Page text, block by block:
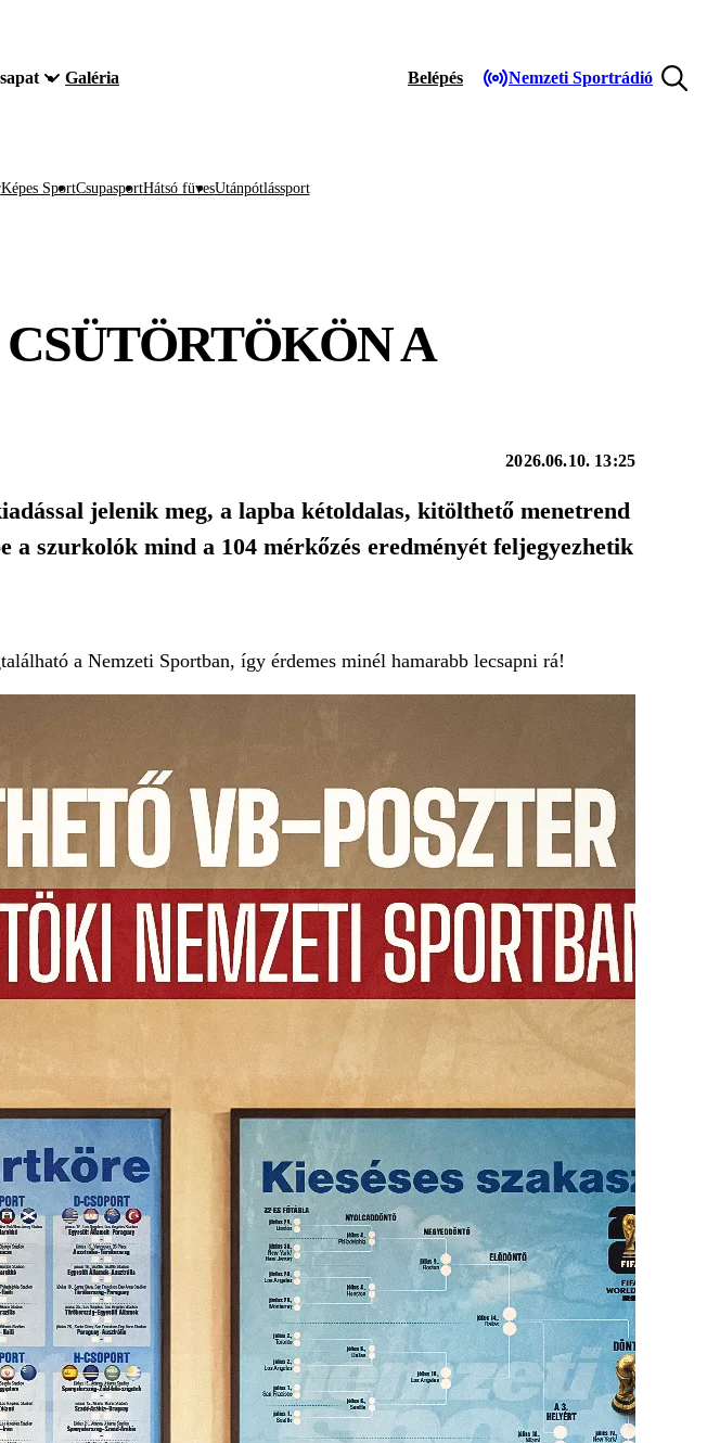
Galéria Belépés Nemzeti Sportrádió
Képes SportCsupasportHátsó füvesUtánpótlássport
A
2026.06.10. 13:25
jelenik meg, a lapba kétoldalas, kitölthető menetrend
szurkolók mind a 104 mérkőzés eredményét feljegyezhetik
a Nemzeti Sportban, így érdemes minél hamarabb lecsapni rá!